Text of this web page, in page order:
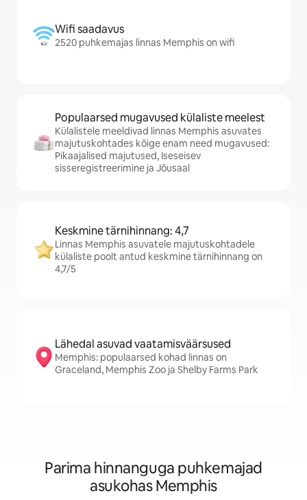
Wifi saadavus
2520 puhkemajas linnas Memphis on wifi
Populaarsed mugavused külaliste meelest
Külalistele meeldivad linnas Memphis asuvates
majutuskohtades kõige enam need mugavused:
Pikaajalised majutused, Iseseisev
sisseregistreerimine ja Jõusaal
Keskmine tärnihinnang: 4,7
Linnas Memphis asuvatele majutuskohtadele
külaliste poolt antud keskmine tärnihinnang on
4,7/5
Lähedal asuvad vaatamisväärsused
Memphis: populaarsed kohad linnas on
Graceland, Memphis Zoo ja Shelby Farms Park
Parima hinnanguga puhkemajad
asukohas Memphis